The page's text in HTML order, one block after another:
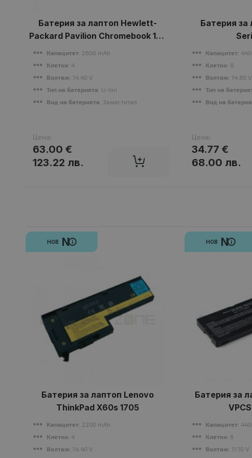
Батерия за лаптоп Hewlett-
Packard Pavilion Chromebook 15z
Series
Капацитет: 2600 mAh
Клетки: 4
Волтаж: 14.40 V
Тип на батерията: Li-Ion
Вид на батерията: Заместител
Цена:
63.00 €
123.22 лв.
Батерия за
Капацитет:
Клетки: 8
Волтаж: 14.80 V
Тип на
Вид на
Цена:
34.77 €
68.00 лв.
НОВ N
Батерия за лаптоп Lenovo
ThinkPad X60s 1705
Капацитет: 2200 mAh
Клетки: 4
Волтаж: 14.40 V
НОВ N
Батерия за
Капацитет:
Клетки: 6
Волтаж: 11.10 V